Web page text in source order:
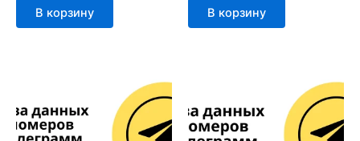
В корзину В корзину